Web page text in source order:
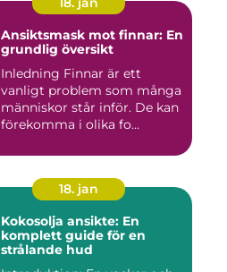
Ansiktsmask mot finnar: En
grundlig översikt
Inledning Finnar är ett
vanligt problem som många
människor står inför. De kan
förekomma i olika fo...
18. jan
Kokosolja ansikte: En
komplett guide för en
strålande hud